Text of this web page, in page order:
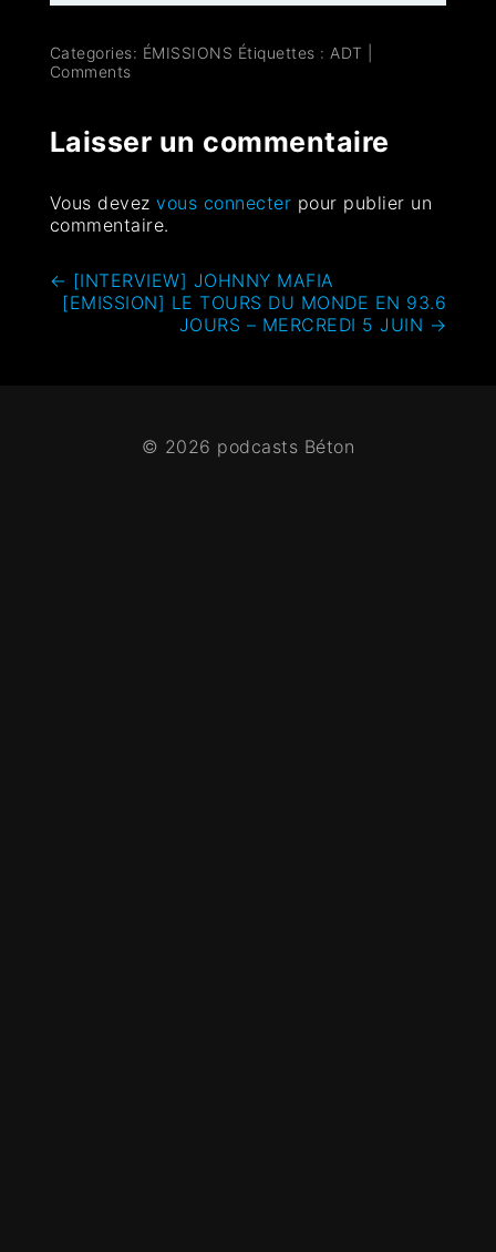
Categories: ÉMISSIONS Étiquettes : ADT
Comments
Laisser un commentaire
Vous devezvous connecter pour publier un
commentaire.
← [INTERVIEW] JOHNNY MAFIA
[EMISSION] LE TOURS DU MONDE EN 93.6
JOURS – MERCREDI 5 JUIN →
© 2026 podcasts Béton